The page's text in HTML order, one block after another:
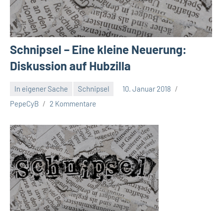
Schnipsel – Eine kleine Neuerung:
Diskussion auf Hubzilla
In eigener Sache Schnipsel
10. Januar 2018
PepeCyB
2 Kommentare